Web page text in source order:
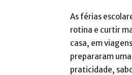
As férias
rotina e curtir
casa, em
prepararam
praticidade,